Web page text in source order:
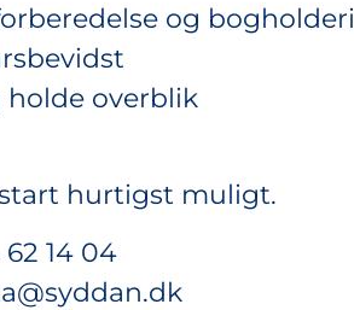
og bogholderi
overblik
hurtigst muligt.
14 04